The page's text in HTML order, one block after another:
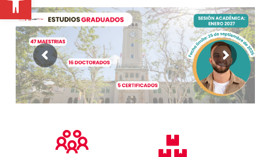
¡Solicita Admisión!